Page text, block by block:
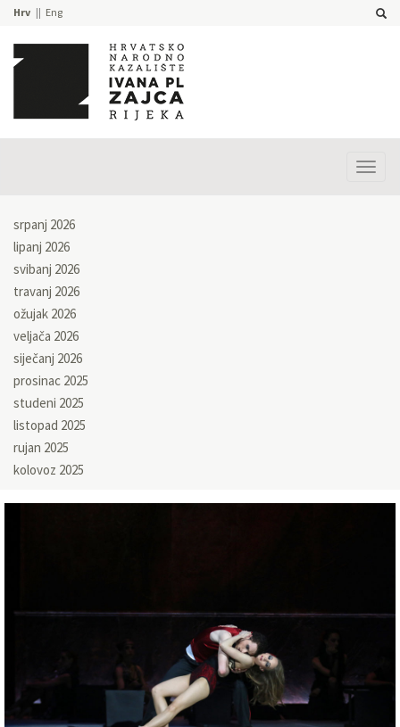
Hrv Eng
srpanj 2026
lipanj 2026
svibanj 2026
travanj 2026
ožujak 2026
veljača 2026
siječanj 2026
prosinac 2025
studeni 2025
listopad 2025
rujan 2025
kolovoz 2025